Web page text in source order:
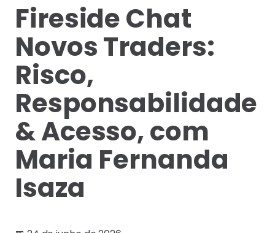
Fireside Chat
Novos Traders:
Risco,
Responsabilidade
& Acesso, com
Maria Fernanda
Isaza